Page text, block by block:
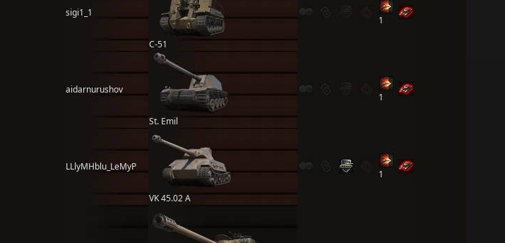
sigi1_1
С-51
1
aidarnurushov
St. Emil
1
LLlyMHblu_LeMyP
VK 45.02 A
1